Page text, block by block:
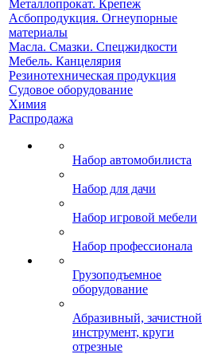
Металлопрокат. Крепеж
Асбопродукция. Огнеупорные
материалы
Масла. Смазки. Спецжидкости
Мебель. Канцелярия
Резинотехническая продукция
Судовое оборудование
Химия
Распродажа
Набор автомобилиста
Набор для дачи
Набор игровой мебели
Набор профессионала
Грузоподъемное
оборудование
Абразивный, зачистной
инструмент, круги
отрезные